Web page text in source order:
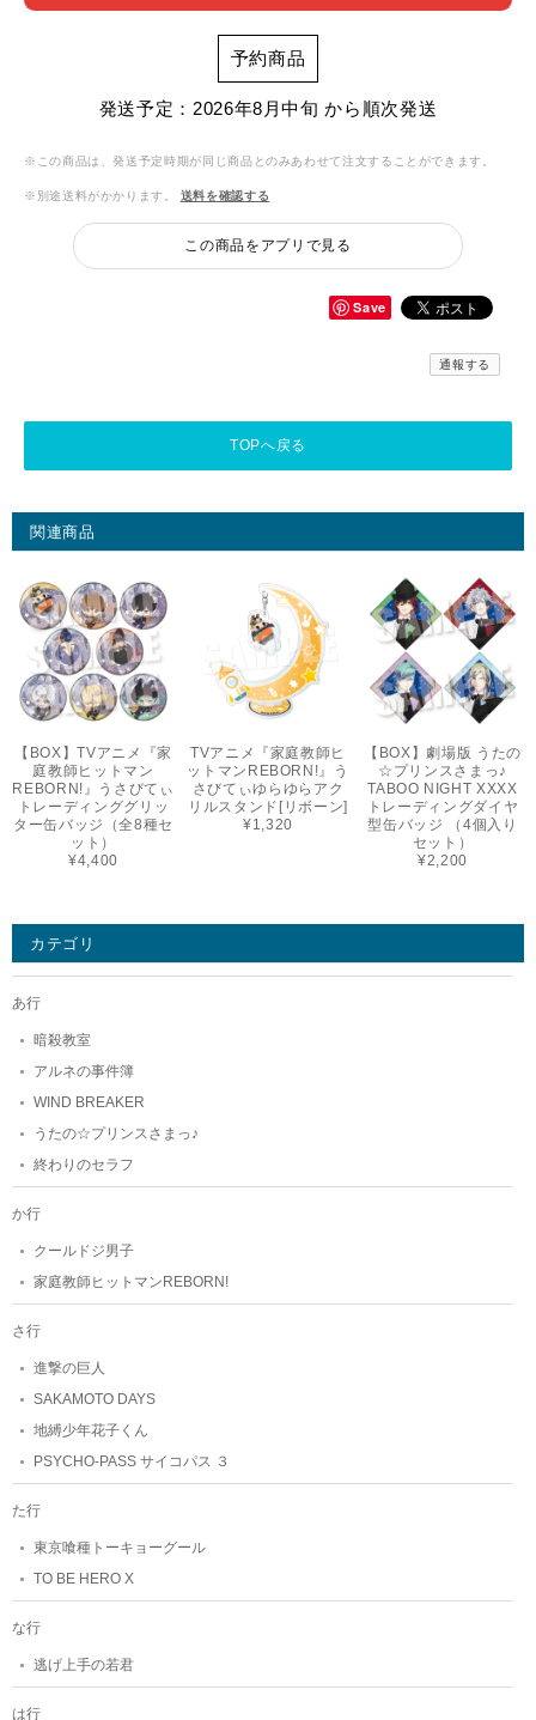
予約商品
発送予定：2026年8月中旬 から順次発送
※この商品は、発送予定時期が同じ商品とのみあわせて注文することができます。
※別途送料がかかります。 送料を確認する
この商品をアプリで見る
Save
通報する
TOPへ戻る
関連商品
【BOX】TVアニメ『家
庭教師ヒットマン
REBORN!』うさびてぃ
トレーディンググリッ
ター缶バッジ（全8種セ
ット）
¥4,400
TVアニメ『家庭教師ヒ
ットマンREBORN!』う
さびてぃゆらゆらアク
リルスタンド[リボーン]
¥1,320
【BOX】劇場版 うたの
☆プリンスさまっ♪
TABOO NIGHT XXXX
トレーディングダイヤ
型缶バッジ （4個入り
セット）
¥2,200
カテゴリ
あ行
暗殺教室
アルネの事件簿
WIND BREAKER
うたの☆プリンスさまっ♪
終わりのセラフ
か行
クールドジ男子
家庭教師ヒットマンREBORN!
さ行
進撃の巨人
SAKAMOTO DAYS
地縛少年花子くん
PSYCHO-PASS サイコパス ３
た行
東京喰種トーキョーグール
TO BE HERO X
な行
逃げ上手の若君
は行